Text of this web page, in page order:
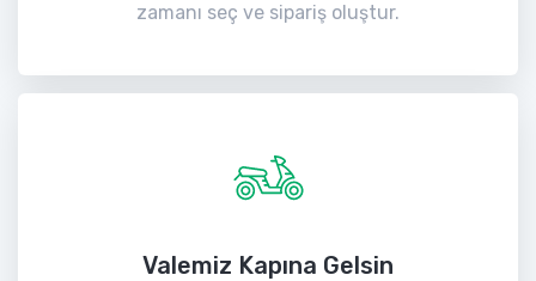
zamanı seç ve sipariş oluştur.
Valemiz Kapına Gelsin